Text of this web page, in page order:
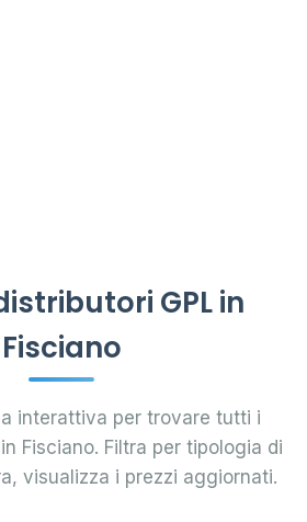
GPL in
Fisciano
interattiva per trovare tutti i
Fisciano. Filtra per tipologia di
visualizza i prezzi aggiornati.